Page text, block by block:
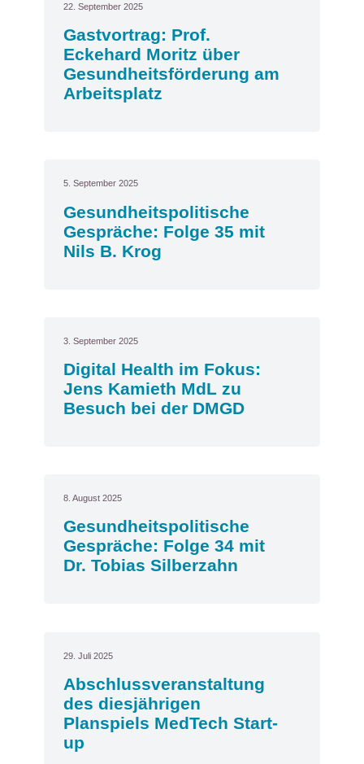
22. September 2025
Gastvortrag: Prof.
Eckehard Moritz über
Gesundheitsförderung am
Arbeitsplatz
5. September 2025
Gesundheitspolitische
Gespräche: Folge 35 mit
Nils B. Krog
3. September 2025
Digital Health im Fokus:
Jens Kamieth MdL zu
Besuch bei der DMGD
8. August 2025
Gesundheitspolitische
Gespräche: Folge 34 mit
Dr. Tobias Silberzahn
29. Juli 2025
Abschlussveranstaltung
des diesjährigen
Planspiels MedTech Start-
up